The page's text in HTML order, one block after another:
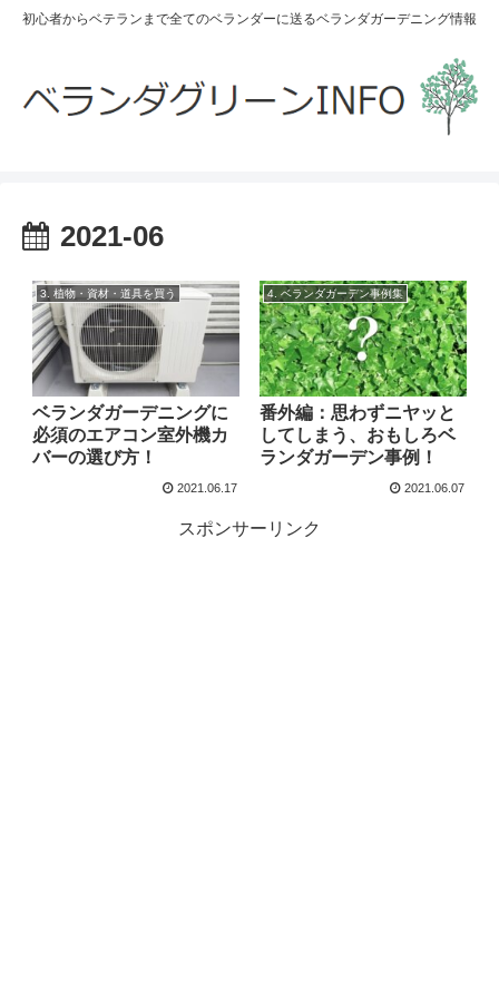
初心者からベテランまで全てのベランダーに送るベランダガーデニング情報
2021-06
3. 植物・資材・道具を買う
ベランダガーデニングに
必須のエアコン室外機カ
バーの選び方！
2021.06.17
4. ベランダガーデン事例集
番外編：思わずニヤッと
してしまう、おもしろベ
ランダガーデン事例！
2021.06.07
スポンサーリンク